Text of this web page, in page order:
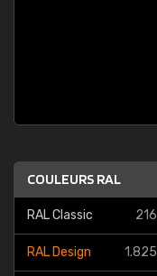
COULEURS RAL
RAL Classic 216
RAL Design 1.825